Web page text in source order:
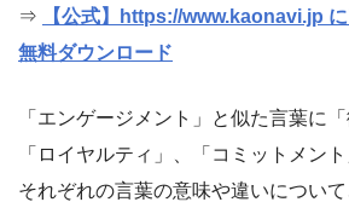
⇒
【公式】https://www.kaonavi.jp
無料ダウンロード
「エンゲージメント」と似た言葉に
「ロイヤルティ」、「コミットメン
それぞれの言葉の意味や違いについて